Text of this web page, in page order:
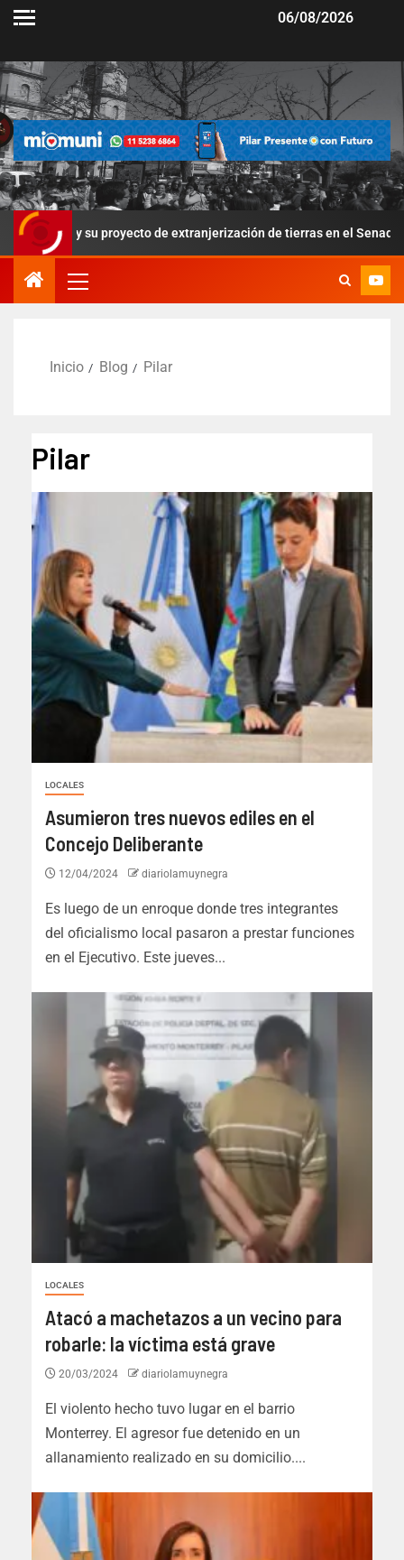
06/08/2026
y su proyecto de extranjerización de tierras en el Senado
Inicio Blog Pilar
Pilar
LOCALES
Asumieron tres nuevos ediles en el
Concejo Deliberante
12/04/2024 diariolamuynegra
Es luego de un enroque donde tres integrantes
del oficialismo local pasaron a prestar funciones
en el Ejecutivo. Este jueves...
LOCALES
Atacó a machetazos a un vecino para
robarle: la víctima está grave
20/03/2024 diariolamuynegra
El violento hecho tuvo lugar en el barrio
Monterrey. El agresor fue detenido en un
allanamiento realizado en su domicilio....